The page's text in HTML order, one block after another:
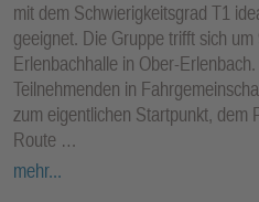
mit dem Schwierigkeitsgrad T1
geeignet. Die Gruppe trifft sich
Erlenbachhalle in Ober-
Teilnehmenden in
zum eigentlichen Startpunkt, dem
Route …
mehr...